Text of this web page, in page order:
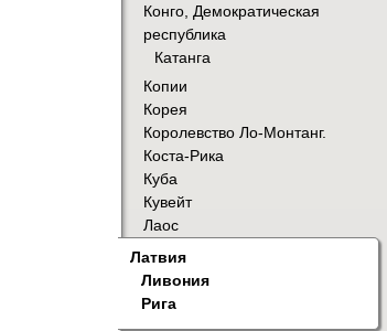
Конго, Демократическая
республика
Катанга
Копии
Корея
Королевство Ло-Монтанг.
Коста-Рика
Куба
Кувейт
Лаос
Латвия
Ливония
Рига